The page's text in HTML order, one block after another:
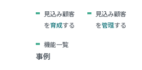
見込み顧客
を育成する
見込み顧客
を管理する
機能一覧
事例